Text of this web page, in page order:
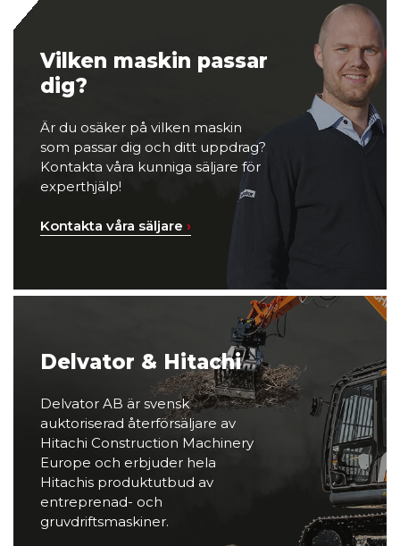
Vilken maskin passar
dig?
Är du osäker på vilken maskin
som passar dig och ditt uppdrag?
Kontakta våra kunniga säljare för
experthjälp!
Kontakta våra säljare ›
Delvator & Hitachi
Delvator AB är svensk
auktoriserad återförsäljare av
Hitachi Construction Machinery
Europe och erbjuder hela
Hitachis produktutbud av
entreprenad- och
gruvdriftsmaskiner.